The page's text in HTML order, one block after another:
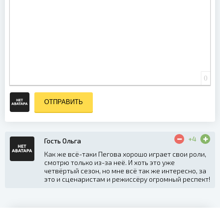
0
ОТПРАВИТЬ
Гость Ольга
+4
Как же всё-таки Пегова хорошо играет свои роли,
смотрю только из-за неё. И хоть это уже
четвёртый сезон, но мне всё так же интересно, за
это и сценаристам и режиссёру огромный респект!